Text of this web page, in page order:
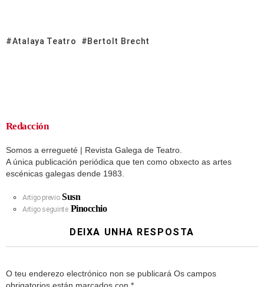
Atalaya Teatro Bertolt Brecht
Redacción
Somos a erregueté | Revista Galega de Teatro.
A única publicación periódica que ten como obxecto as artes
escénicas galegas dende 1983.
Artigo previo Susn
Artigo seguinte Pinocchio
DEIXA UNHA RESPOSTA
O teu enderezo electrónico non se publicará Os campos